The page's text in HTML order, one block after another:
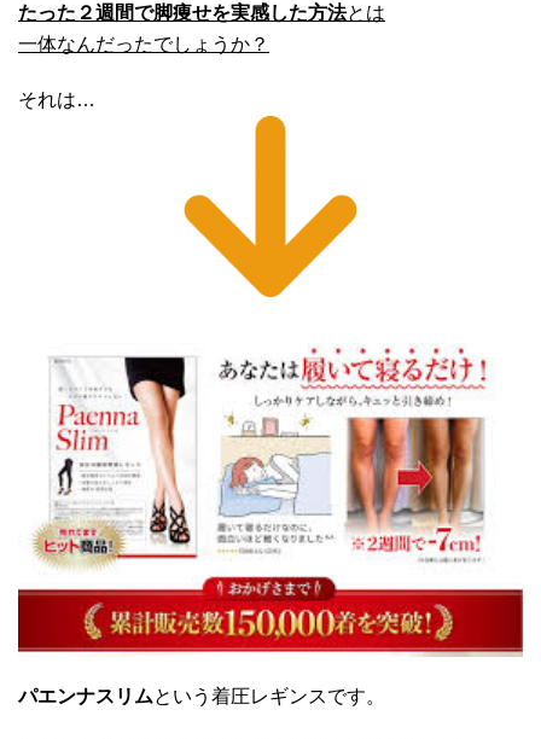
たった２週間で脚痩せを実感した方法とは
一体なんだったでしょうか？
それは…
パエンナスリムという着圧レギンスです。